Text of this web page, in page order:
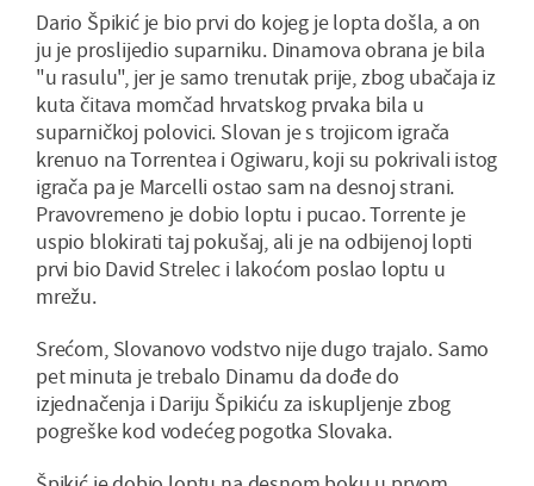
Dario Špikić je bio prvi do kojeg je lopta došla, a on
ju je proslijedio suparniku. Dinamova obrana je bila
"u rasulu", jer je samo trenutak prije, zbog ubačaja iz
kuta čitava momčad hrvatskog prvaka bila u
suparničkoj polovici. Slovan je s trojicom igrača
krenuo na Torrentea i Ogiwaru, koji su pokrivali istog
igrača pa je Marcelli ostao sam na desnoj strani.
Pravovremeno je dobio loptu i pucao. Torrente je
uspio blokirati taj pokušaj, ali je na odbijenoj lopti
prvi bio David Strelec i lakoćom poslao loptu u
mrežu.
Srećom, Slovanovo vodstvo nije dugo trajalo. Samo
pet minuta je trebalo Dinamu da dođe do
izjednačenja i Dariju Špikiću za iskupljenje zbog
pogreške kod vodećeg pogotka Slovaka.